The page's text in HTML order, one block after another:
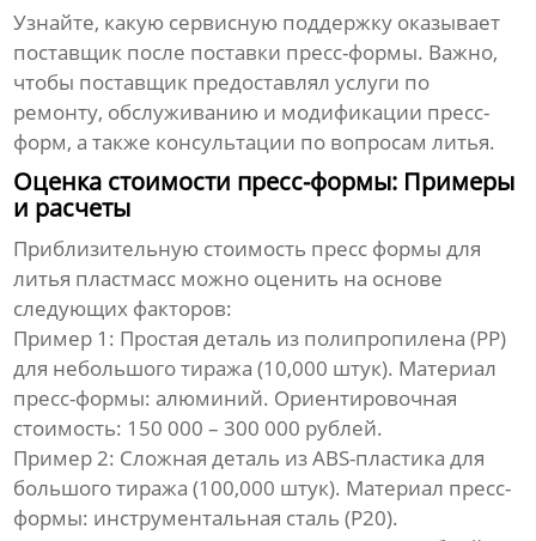
Узнайте, какую сервисную поддержку оказывает
поставщик после поставки пресс-формы. Важно,
чтобы поставщик предоставлял услуги по
ремонту, обслуживанию и модификации пресс-
форм, а также консультации по вопросам литья.
Оценка стоимости пресс-формы: Примеры
и расчеты
Приблизительную стоимость пресс формы для
литья пластмасс можно оценить на основе
следующих факторов:
Пример 1: Простая деталь из полипропилена (PP)
для небольшого тиража (10,000 штук). Материал
пресс-формы: алюминий. Ориентировочная
стоимость: 150 000 – 300 000 рублей.
Пример 2: Сложная деталь из ABS-пластика для
большого тиража (100,000 штук). Материал пресс-
формы: инструментальная сталь (P20).